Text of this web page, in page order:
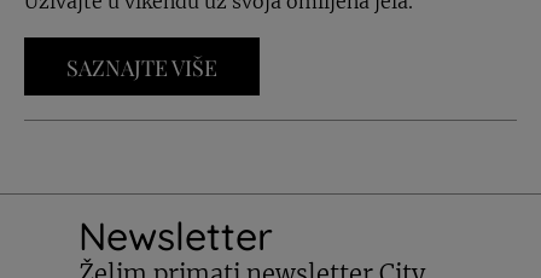
SAZNAJTE VIŠE
Newsletter